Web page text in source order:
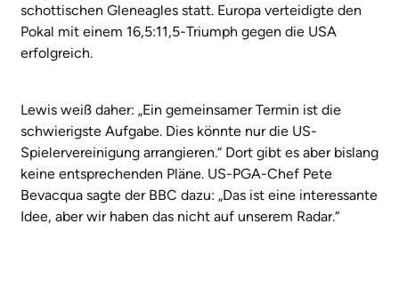
schottischen Gleneagles statt. Europa verteidigte den
Pokal mit einem 16,5:11,5-Triumph gegen die USA
erfolgreich.
Lewis weiß daher: „Ein gemeinsamer Termin ist die
schwierigste Aufgabe. Dies könnte nur die US-
Spielervereinigung arrangieren.“ Dort gibt es aber bislang
keine entsprechenden Pläne. US-PGA-Chef Pete
Bevacqua sagte der BBC dazu: „Das ist eine interessante
Idee, aber wir haben das nicht auf unserem Radar.“